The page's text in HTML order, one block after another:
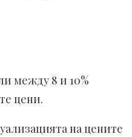
между 8 и 10%
цени.
на цените